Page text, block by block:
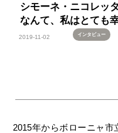
シモーネ・ニコレッ
なんて、私はとても
2019-11-02 インタビュー
2015年からボローニャ